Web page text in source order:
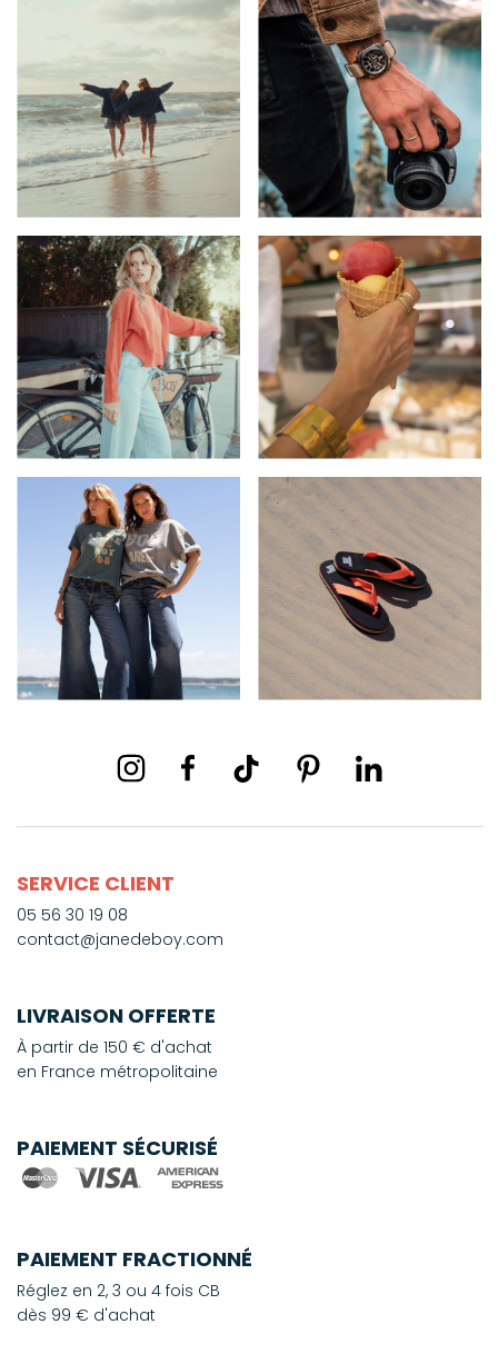
SERVICE CLIENT
05 56 30 19 08
contact@janedeboy.com
LIVRAISON OFFERTE
À partir de 150 € d'achat
en France métropolitaine
PAIEMENT SÉCURISÉ
PAIEMENT FRACTIONNÉ
Réglez en 2, 3 ou 4 fois CB
dès 99 € d'achat